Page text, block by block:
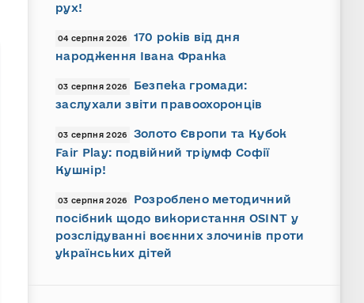
рух!
04 серпня 2026
170 років від дня
народження Івана Франка
03 серпня 2026
Безпека громади:
заслухали звіти правоохоронців
03 серпня 2026
Золото Європи та Кубок
Fair Play: подвійний тріумф Софії
Кушнір!
03 серпня 2026
Розроблено методичний
посібник щодо використання OSINT у
розслідуванні воєнних злочинів проти
українських дітей